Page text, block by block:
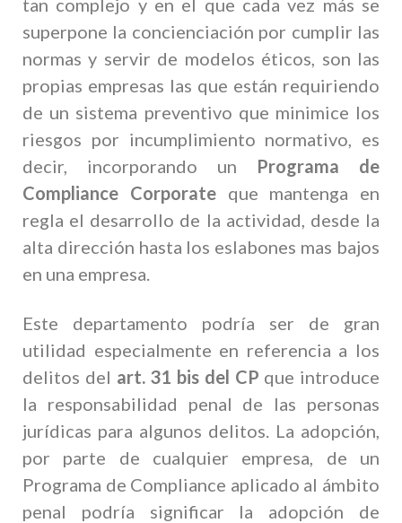
superpone la concienciación por cumplir las
normas y servir de modelos éticos, son las
propias empresas las que están requiriendo
de un sistema preventivo que minimice los
riesgos por incumplimiento normativo, es
decir, incorporando un Programa de
Compliance Corporateque mantenga en
regla el desarrollo de la actividad, desde la
alta dirección hasta los eslabones mas bajos
en una empresa.
Este departamento podría ser de gran
utilidad especialmente en referencia a los
delitos del art. 31 bis del CP que introduce
la responsabilidad penal de las personas
jurídicas para algunos delitos. La adopción,
por parte de cualquier empresa, de un
Programa de Compliance aplicado al ámbito
penal podría significar la adopción de